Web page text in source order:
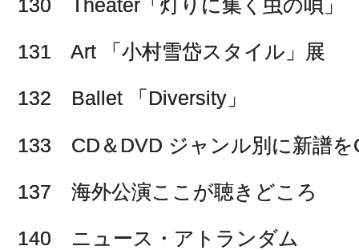
130 Theater「灯りに集く虫の唄」
131 Art 「小村雪岱スタイル」展
132 Ballet 「Diversity」
133 CD＆DVD ジャンル別に新譜を
137 海外公演ここが聴きどころ
140 ニュース・アトランダム